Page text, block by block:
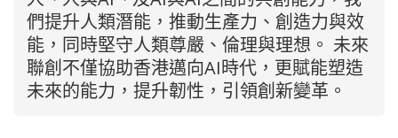
們提升人類潛能，推動生產力、創造力與效
能，同時堅守人類尊嚴、倫理與理想。 未來
聯創不僅協助香港邁向AI時代，更賦能塑造
未來的能力，提升韌性，引領創新變革。